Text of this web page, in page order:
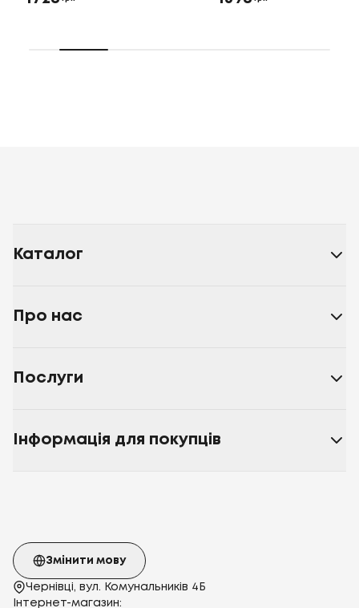
Каталог
Про нас
Послуги
Інформація для покупців
Чернівці, вул. Комунальників 4Б
Інтернет-магазин:
Змінити мову